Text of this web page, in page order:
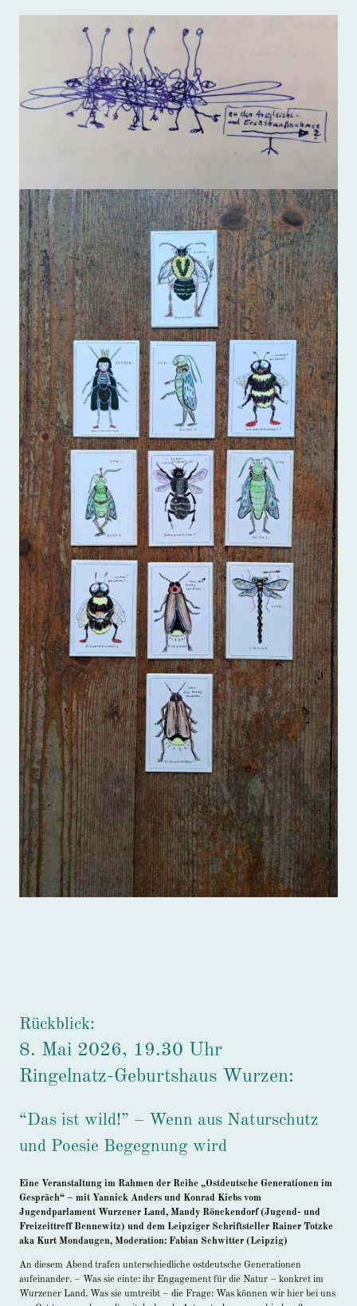
Rückblick:
8. Mai 2026, 19.30 Uhr
Ringelnatz-Geburtshaus Wurzen:
“Das ist wild!” – Wenn aus Naturschutz
und Poesie Begegnung wird
Eine Veranstaltung im Rahmen der Reihe „Ostdeutsche Generationen im
Gespräch“ – mit Yannick Anders und Konrad Kiebs vom
Jugendparlament Wurzener Land, Mandy Rönckendorf (Jugend- und
Freizeittreff Bennewitz) und dem Leipziger Schriftsteller Rainer Totzke
aka Kurt Mondaugen, Moderation: Fabian Schwitter (Leipzig)
An diesem Abend trafen unterschiedliche ostdeutsche Generationen
aufeinander. – Was sie einte: ihr Engagement für die Natur – konkret im
Wurzener Land. Was sie umtreibt – die Frage: Was können wir hier bei uns